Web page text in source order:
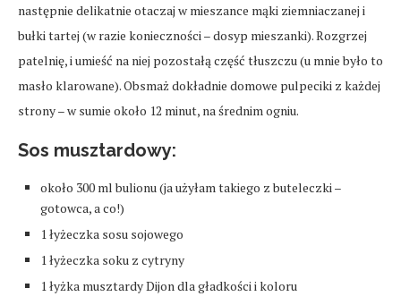
następnie delikatnie otaczaj w mieszance mąki ziemniaczanej i
bułki tartej (w razie konieczności – dosyp mieszanki). Rozgrzej
patelnię, i umieść na niej pozostałą część tłuszczu (u mnie było to
masło klarowane). Obsmaż dokładnie domowe pulpeciki z każdej
strony – w sumie około 12 minut, na średnim ogniu.
Sos musztardowy:
około 300 ml bulionu (ja użyłam takiego z buteleczki –
gotowca, a co!)
1 łyżeczka sosu sojowego
1 łyżeczka soku z cytryny
1 łyżka musztardy Dijon dla gładkości i koloru